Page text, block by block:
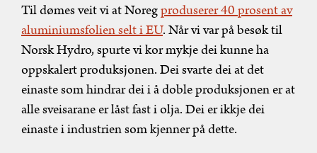
Til dømes veit vi at Noregproduserer 40 prosent av
aluminiumsfolien selt i EU. Når vi var på besøk til
Norsk Hydro, spurte vi kor mykje dei kunne ha
oppskalert produksjonen. Dei svarte dei at det
einaste som hindrar dei i å doble produksjonen er at
alle sveisarane er låst fast i olja. Dei er ikkje dei
einaste i industrien som kjenner på dette.